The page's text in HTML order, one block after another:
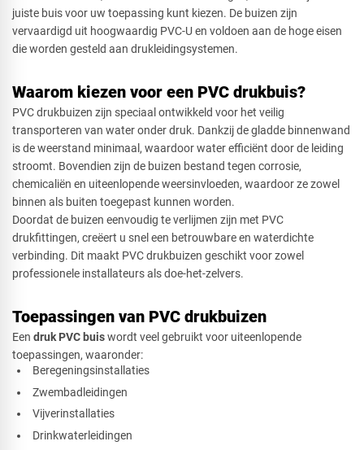
juiste buis voor uw toepassing kunt kiezen. De buizen zijn
vervaardigd uit hoogwaardig PVC-U en voldoen aan de hoge eisen
die worden gesteld aan drukleidingsystemen.
Waarom kiezen voor een PVC drukbuis?
PVC drukbuizen zijn speciaal ontwikkeld voor het veilig
transporteren van water onder druk. Dankzij de gladde binnenwand
is de weerstand minimaal, waardoor water efficiënt door de leiding
stroomt. Bovendien zijn de buizen bestand tegen corrosie,
chemicaliën en uiteenlopende weersinvloeden, waardoor ze zowel
binnen als buiten toegepast kunnen worden.
Doordat de buizen eenvoudig te verlijmen zijn met PVC
drukfittingen, creëert u snel een betrouwbare en waterdichte
verbinding. Dit maakt PVC drukbuizen geschikt voor zowel
professionele installateurs als doe-het-zelvers.
Toepassingen van PVC drukbuizen
Een druk PVC buiswordt veel gebruikt voor uiteenlopende
toepassingen, waaronder:
Beregeningsinstallaties
Zwembadleidingen
Vijverinstallaties
Drinkwaterleidingen